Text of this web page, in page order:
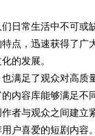
日常生活中不可
点，迅速获得了
的发展。
满足了观众对高
内容库能够满足
者与观众之间建立
户喜爱的短剧内